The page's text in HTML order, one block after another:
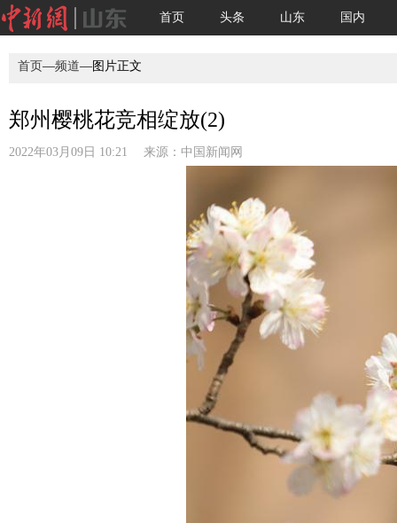
首页 头条 山东 国内
首页—频道—图片正文
郑州樱桃花竞相绽放(2)
2022年03月09日 10:21 来源： 中国新闻网